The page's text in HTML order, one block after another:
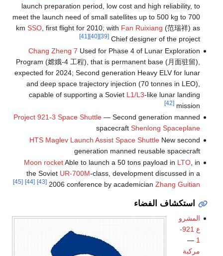
launch preparation period, low cost and high reliability, to
meet the launch need of small satellites up to 500 kg to 700
km SSO, first flight for 2010; with Fan Ruixiang (范瑞祥) as
Chief designer of the project
[39]
[40]
[41]
Chang Zheng 7 Used for Phase 4 of Lunar Exploration
Program (嫦娥-4 工程), that is permanent base (月面驻留),
expected for 2024; Second generation Heavy ELV for lunar
and deep space trajectory injection (70 tonnes in LEO),
capable of supporting a Soviet L1/L3-like lunar landing
mission
[42]
Project 921-3 Space Shuttle— Second generation manned
spacecraft Shenlong Spaceplane
HTS Maglev Launch Assist Space ShuttleNew second
generation manned reusable spacecraft
Moon rocketAble to launch a 50 tons payload in LTO, in
the Soviet UR-700M-class, development discussed in a
2006 conference by academician Zhang Guitian
[43]
[44]
[45]
استكشاف الفضاء
المشرو
ع 921-
1
—
مركبة